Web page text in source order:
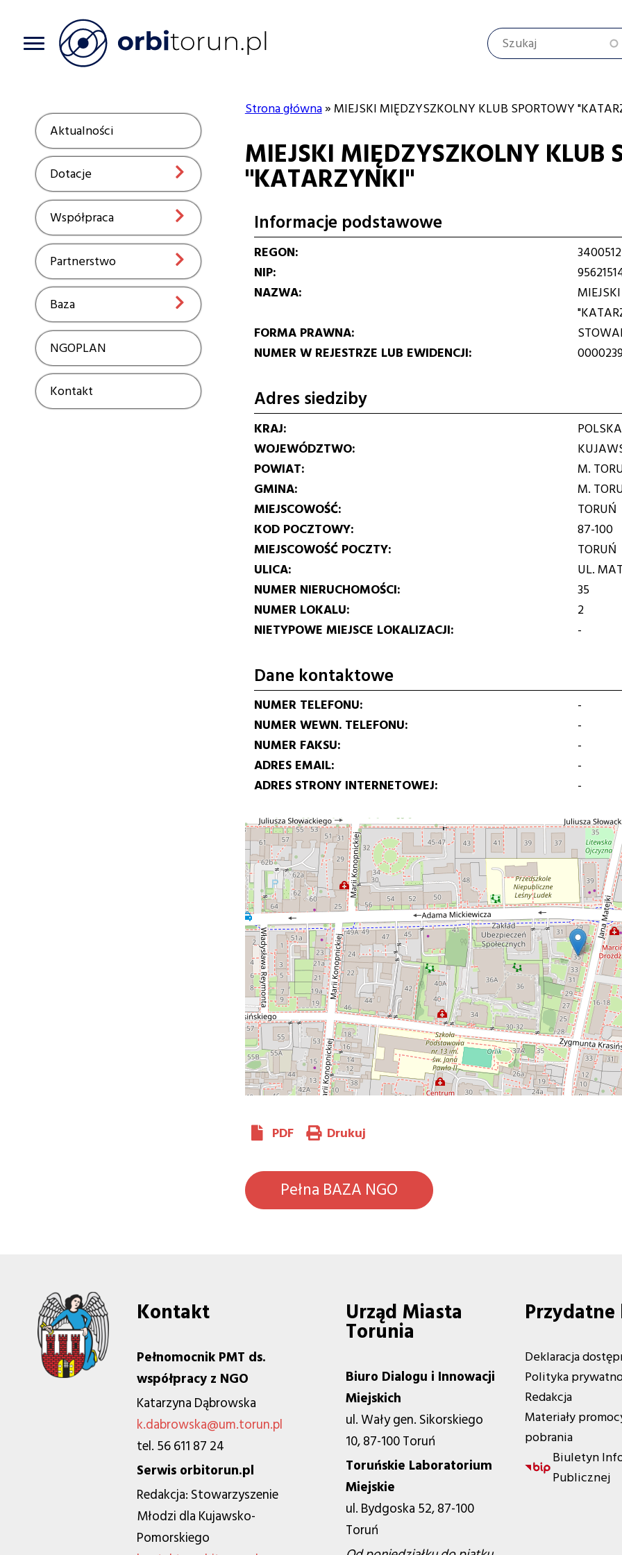
Szukaj
Aktualności Show
Dotacje Show
Współpraca Show
Partnerstwo Show
Baza Show
NGOPLAN Show
Kontakt Show
nawigacyjna
Strona główna MIEJSKI MIĘDZYSZKOLNY KLUB SPORTOWY
MIEJSKI MIĘDZYSZKOLNY KLUB
"KATARZYNKI"
Informacje podstawowe
REGON
NIP
NAZWA
FORMA PRAWNA
NUMER W REJESTRZE LUB EWIDENCJI
Adres siedziby
KRAJ
POLSKA
WOJEWÓDZTWO
POWIAT
M.
GMINA
M.
MIEJSCOWOŚĆ
TORUŃ
KOD POCZTOWY
87-100
MIEJSCOWOŚĆ POCZTY
TORUŃ
ULICA
UL.
NUMER NIERUCHOMOŚCI
35
NUMER LOKALU
2
NIETYPOWE MIEJSCE LOKALIZACJI
-
Dane kontaktowe
NUMER TELEFONU
-
NUMER WEWN. TELEFONU
-
NUMER FAKSU
-
ADRES EMAIL
-
ADRES STRONY INTERNETOWEJ
-
PDF Drukuj
Pełna BAZA NGO
Kontakt
Pełnomocnik PMT ds.
współpracy z NGO
Katarzyna Dąbrowska
k.dabrowska@um.torun.pl
tel. 56 611 87 24
Serwis orbitorun.pl
Redakcja: Stowarzyszenie
Młodzi dla Kujawsko-
Pomorskiego
Urząd Miasta
Torunia
Biuro Dialogu i Innowacji
Miejskich
ul. Wały gen. Sikorskiego
10, 87-100 Toruń
Toruńskie Laboratorium
Miejskie
ul. Bydgoska 52, 87-100
Toruń
Deklaracja
Polityka
Redakcja
Materiały
pobrania
Biuletyn
Publicznej